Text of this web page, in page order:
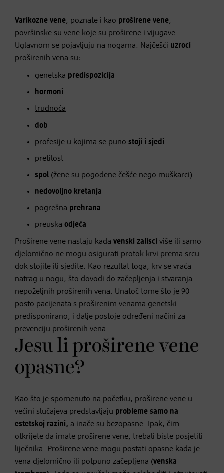
Varikozne vene, poznate i kao proširene vene,
površinske su vene koje su proširene i vijugave.
Uglavnom se pojavljuju na nogama. Najčešći uzroci
proširenih vena su:
genetska predispozicija
hormoni
trudnoća
dob
profesije u kojima se puno stoji i sjedi
pretilost
spol (žene su pogođene češće nego muškarci)
nedovoljno kretanja
pogrešna prehrana
preuska odjeća
Proširene vene nastaju kada venski zalisci više ili samo
djelomično ne mogu osigurati protok krvi prema srcu
dok stojite ili sjedite. Kao rezultat toga, krv se vraća
natrag u nogu, što dovodi do začepljenja i stvaranja
nepoželjnih proširenih vena. Unatoč tome što je 90
posto pacijenata s proširenim venama genetski
predisponirano, i dalje postoje određeni načini za
prevenciju proširenih vena.
Jesu li proširene vene
opasne?
Kao što je spomenuto na početku, proširene vene u
većini slučajeva predstavljaju probleme samo na
estetskoj razini, a inače su bezopasne. Ipak, čim
otkrijete da imate proširene vene, trebali biste posjetiti
liječnika. Proširene vene mogu postati opasne kada je
vena djelomično ili potpuno začepljena (venska